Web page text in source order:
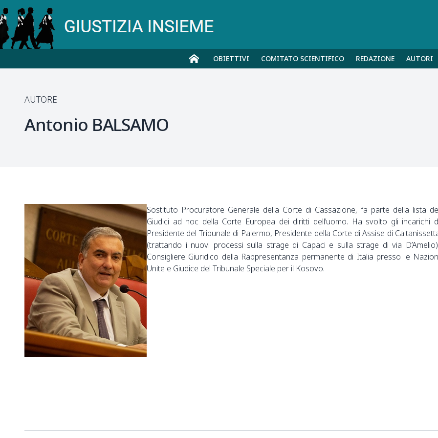
OBIETTIVI COMITATO SCIENTIFICO REDAZIONE AUTORI
AUTORE
Antonio BALSAMO
Sostituto Procuratore Generale della Corte di Cassazione, fa parte della lista
Giudici ad hoc della Corte Europea dei diritti dell’uomo. Ha svolto gli incarichi
Presidente del Tribunale di Palermo, Presidente della Corte di Assise di
(trattando i nuovi processi sulla strage di Capaci e sulla strage di via
Consigliere Giuridico della Rappresentanza permanente di Italia presso le
Unite e Giudice del Tribunale Speciale per il Kosovo.